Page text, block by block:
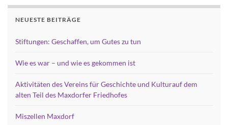
NEUESTE BEITRÄGE
Stiftungen: Geschaffen, um Gutes zu tun
Wie es war – und wie es gekommen ist
Aktivitäten des Vereins für Geschichte und Kulturauf dem
alten Teil des Maxdorfer Friedhofes
Miszellen Maxdorf